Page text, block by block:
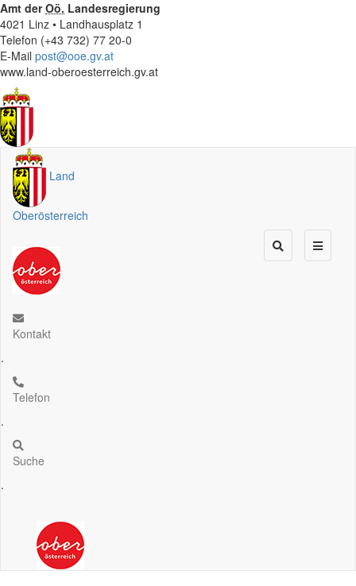
Amt derOö. Landesregierung
4021 Linz • Landhausplatz 1
Telefon (+43 732) 77 20-0
E-Mail post@ooe.gv.at
www.land-oberoesterreich.gv.at
Land
Oberösterreich
Kontakt
.
Telefon
.
Suche
.